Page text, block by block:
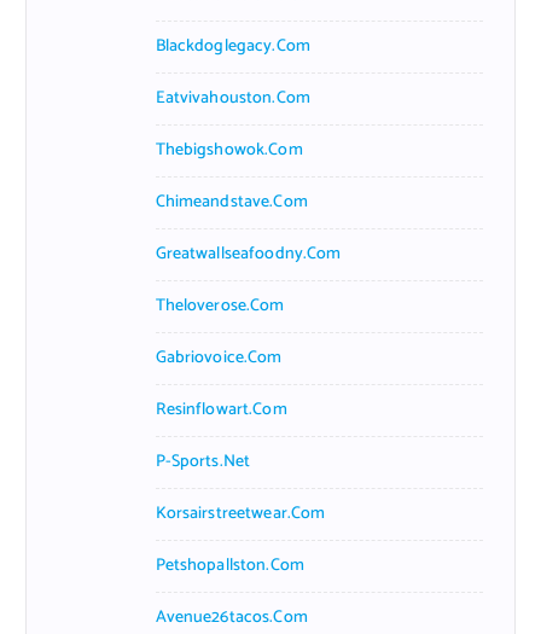
Blackdoglegacy.com
Eatvivahouston.com
Thebigshowok.com
Chimeandstave.com
Greatwallseafoodny.com
Theloverose.com
Gabriovoice.com
Resinflowart.com
P-Sports.net
Korsairstreetwear.com
Petshopallston.com
Avenue26tacos.com